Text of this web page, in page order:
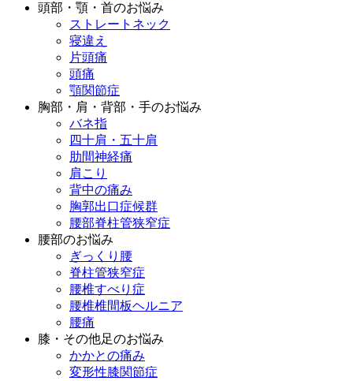
頭部・顎・首のお悩み
ストレートネック
寝違え
片頭痛
頭痛
顎関節症
胸部・肩・背部・手のお悩み
バネ指
四十肩・五十肩
肋間神経痛
肩こり
背中の痛み
胸郭出口症候群
腰部脊柱管狭窄症
腰部のお悩み
ぎっくり腰
脊柱管狭窄症
腰椎すべり症
腰椎椎間板ヘルニア
腰痛
膝・その他足のお悩み
かかとの痛み
変形性膝関節症